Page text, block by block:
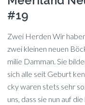
#19
Zwei Herden Wir
zwei klei­nen neu­en
mi­lie Dam­man. Sie
sich alle seit Ge­burt
cky wa­ren stets sehr
uns, dass sie nun auf